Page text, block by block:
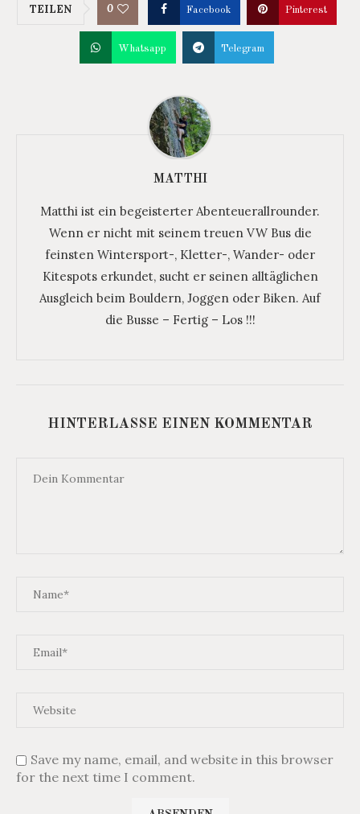
TEILEN 0 Facebook Pinterest
Whatsapp Telegram
MATTHI
Matthi ist ein begeisterter Abenteuerallrounder.
Wenn er nicht mit seinem treuen VW Bus die
feinsten Wintersport-, Kletter-, Wander- oder
Kitespots erkundet, sucht er seinen alltäglichen
Ausgleich beim Bouldern, Joggen oder Biken. Auf
die Busse – Fertig – Los !!!
HINTERLASSE EINEN KOMMENTAR
Save my name, email, and website in this browser
for the next time I comment.